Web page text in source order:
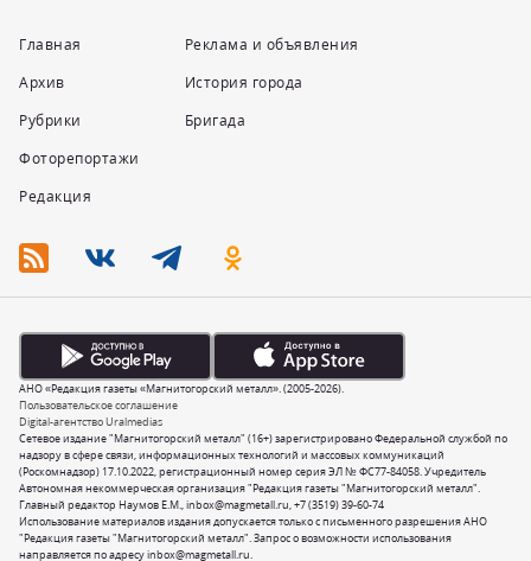
Главная
Архив
Рубрики
Фоторепортажи
Редакция
Реклама и объявления
История города
Бригада
Сетевое издание "Магнитогорский металл" (16+) зарегистрировано Федеральной службой по
надзору в сфере связи, информационных технологий и массовых коммуникаций
(Роскомнадзор) 17.10.2022, регистрационный номер серия ЭЛ № ФС77-84058. Учредитель
Автономная некоммерческая организация "Редакция газеты "Магнитогорский металл".
Главный редактор Наумов Е.М.,inbox@magmetall.ru,+7 (3519) 39-60-74
Использование материалов издания допускается только с письменного разрешения АНО
"Редакция газеты "Магнитогорский металл". Запрос о возможности использования
направляется по адресуinbox@magmetall.ru.
Пользовательское соглашение
Digital-агентство Uralmedias
АНО «Редакция газеты «Магнитогорский металл». (2005-2026).